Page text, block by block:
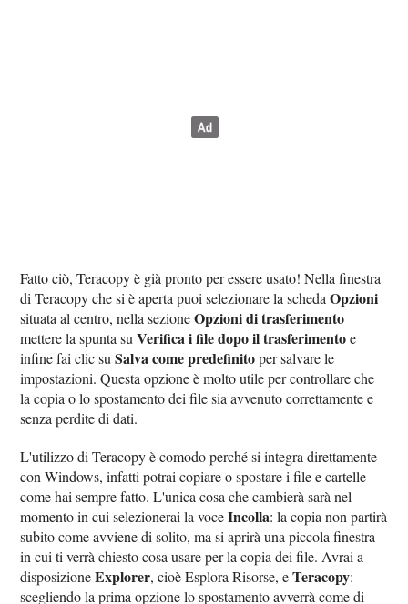
Fatto ciò, Teracopy è già pronto per essere usato! Nella finestra
di Teracopy che si è aperta puoi selezionare la schedaOpzioni
situata al centro, nella sezioneOpzioni di trasferimento
mettere la spunta suVerifica i file dopo il trasferimentoe
infine fai clic suSalva come predefinitoper salvare le
impostazioni. Questa opzione è molto utile per controllare che
la copia o lo spostamento dei file sia avvenuto correttamente e
senza perdite di dati.
L'utilizzo di Teracopy è comodo perché si integra direttamente
con Windows, infatti potrai copiare o spostare i file e cartelle
come hai sempre fatto. L'unica cosa che cambierà sarà nel
momento in cui selezionerai la voceIncolla: la copia non partirà
subito come avviene di solito, ma si aprirà una piccola finestra
in cui ti verrà chiesto cosa usare per la copia dei file. Avrai a
disposizioneExplorer, cioè Esplora Risorse, eTeracopy:
scegliendo la prima opzione lo spostamento avverrà come di